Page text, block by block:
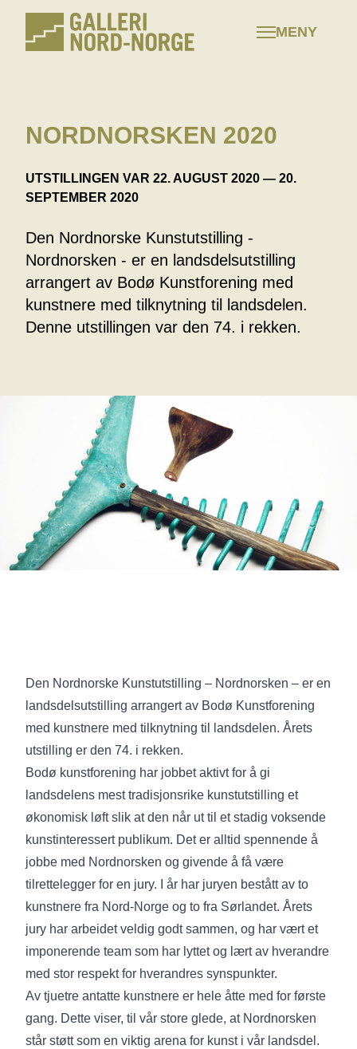
innhold
MENY
NORDNORSKEN 2020
UTSTILLINGEN VAR 22. AUGUST 2020 — 20.
SEPTEMBER 2020
Den Nordnorske Kunstutstilling -
Nordnorsken - er en landsdelsutstilling
arrangert av Bodø Kunstforening med
kunstnere med tilknytning til landsdelen.
Denne utstillingen var den 74. i rekken.
Den Nordnorske Kunstutstilling – Nordnorsken – er en
landsdelsutstilling arrangert av Bodø Kunstforening
med kunstnere med tilknytning til landsdelen. Årets
utstilling er den 74. i rekken.
Bodø kunstforening har jobbet aktivt for å gi
landsdelens mest tradisjonsrike kunstutstilling et
økonomisk løft slik at den når ut til et stadig voksende
kunstinteressert publikum. Det er alltid spennende å
jobbe med Nordnorsken og givende å få være
tilrettelegger for en jury. I år har juryen bestått av to
kunstnere fra Nord-Norge og to fra Sørlandet. Årets
jury har arbeidet veldig godt sammen, og har vært et
imponerende team som har lyttet og lært av hverandre
med stor respekt for hverandres synspunkter.
Av tjuetre antatte kunstnere er hele åtte med for første
gang. Dette viser, til vår store glede, at Nordnorsken
står støtt som en viktig arena for kunst i vår landsdel.